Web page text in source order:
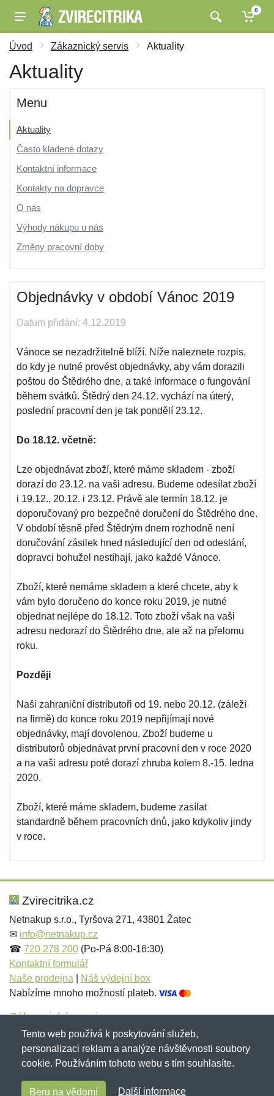
0
Úvod Zákaznický servis Aktuality
Aktuality
Menu
Aktuality
Často kladené dotazy
Kontaktní informace
Kontakty na dopravce
O nás
Výhody nákupu u nás
Změny pracovní doby
Objednávky v období Vánoc 2019
Datum přidání: 4.12.2019
Vánoce se nezadržitelně blíží. Níže naleznete rozpis,
do kdy je nutné provést objednávky, aby vám dorazili
poštou do Štědrého dne, a také informace o fungování
během svátků. Štědrý den 24.12. vychází na úterý,
poslední pracovní den je tak pondělí 23.12.
Do 18.12. včetně:
Lze objednávat zboží, které máme skladem - zboží
dorazí do 23.12. na vaši adresu. Budeme odesílat zboží
i 19.12., 20.12. i 23.12. Právě ale termín 18.12. je
doporučovaný pro bezpečné doručení do Štědrého dne.
V období těsně před Štědrým dnem rozhodně není
doručování zásilek hned následující den od odeslání,
dopravci bohužel nestíhají, jako každé Vánoce.
Zboží, které nemáme skladem a které chcete, aby k
vám bylo doručeno do konce roku 2019, je nutné
objednat nejlépe do 18.12. Toto zboží však na vaši
adresu nedorazí do Štědrého dne, ale až na přelomu
roku.
Později
Naši zahraniční distributoři od 19. nebo 20.12. (záleží
na firmě) do konce roku 2019 nepřijímají nové
objednávky, mají dovolenou. Zboží budeme u
distributorů objednávat první pracovní den v roce 2020
a na vaši adresu poté dorazí zhruba kolem 8.-15. ledna
2020.
Zboží, které máme skladem, budeme zasílat
standardně během pracovních dnů, jako kdykoliv jindy
v roce.
Zvirecitrika.cz
Netnakup s.r.o., Tyršova 271, 43801 Žatec
✉ info@netnakup.cz
☎ 720 278 200 (Po-Pá 8:00-16:30)
Kontaktní formulář
Naše prodejna
Náš výdejní box
Nabízíme mnoho možností plateb.
Zákaznický servis
Novinky emailem
Copyright © 2007-2026 (19 let s vámi)Netnakup.cz
Tento web používá k poskytování služeb,
personalizaci reklam a analýze návštěvnosti soubory
cookie. Používáním tohoto webu s tím souhlasíte.
Beru na vědomí Další informace